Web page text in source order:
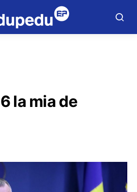
la mia de